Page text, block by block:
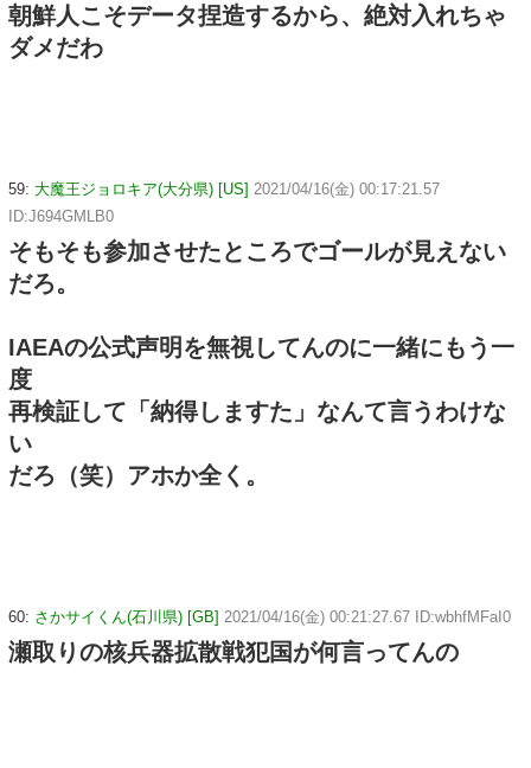
朝鮮人こそデータ捏造するから、絶対入れちゃ
ダメだわ
59: 大魔王ジョロキア(大分県) [US] 2021/04/16(金) 00:17:21.57
ID:J694GMLB0
そもそも参加させたところでゴールが見えない
だろ。
IAEAの公式声明を無視してんのに一緒にもう一
度
再検証して「納得しますた」なんて言うわけな
い
だろ（笑）アホか全く。
60: さかサイくん(石川県) [GB] 2021/04/16(金) 00:21:27.67 ID:wbhfMFaI0
瀬取りの核兵器拡散戦犯国が何言ってんの